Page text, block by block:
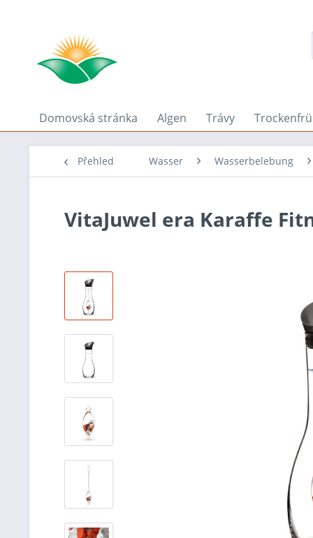
Domovská stránka Algen Trávy
Přehled Wasser Wasserbelebung
VitaJuwel era Karaffe